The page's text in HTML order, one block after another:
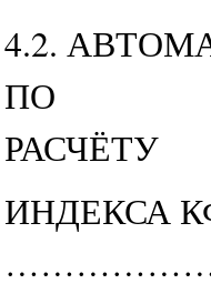
4.2.
ПО
РАСЧЁТУ